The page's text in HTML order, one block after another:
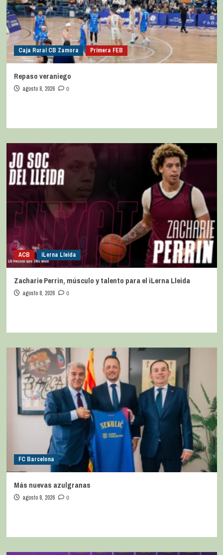
Caja Rural CB Zamora Primera FEB
Repaso veraniego
agosto 8, 2026 0
ACB iLerna Lleida
Zacharie Perrin, músculo y talento para el iLerna Lleida
agosto 8, 2026 0
FC Barcelona
Más nuevas azulgranas
agosto 8, 2026 0